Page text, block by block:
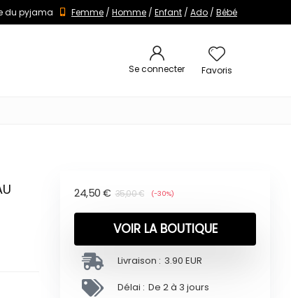
du pyjama Femme / Homme / Enfant / Ado / Bébé
Se connecter Favoris
35,00€
24,50 € (-30%)
VOIR LA BOUTIQUE
Livraison : 3.90 EUR
Délai : De 2 à 3 jours